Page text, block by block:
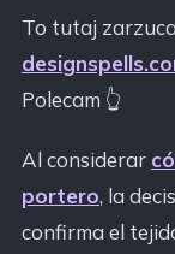
To tutaj
Polecam 👆
Al considerar
portero, la
confirma el